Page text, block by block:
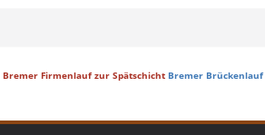
Bremer Firmenlauf zur Spätschicht Bremer Brückenlauf